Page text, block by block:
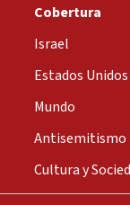
Cobertura
Israel
Estados Unidos
Mundo
Antisemitismo
Cultura y